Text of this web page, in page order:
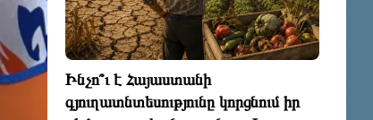
Ինչո՞ւ է Հայաստանի
գյուղատնտեսությունը կորցնում իր